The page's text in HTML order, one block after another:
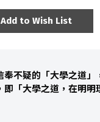
Add to Wish List
奉不疑的「大學之道
即「大學之道，在明